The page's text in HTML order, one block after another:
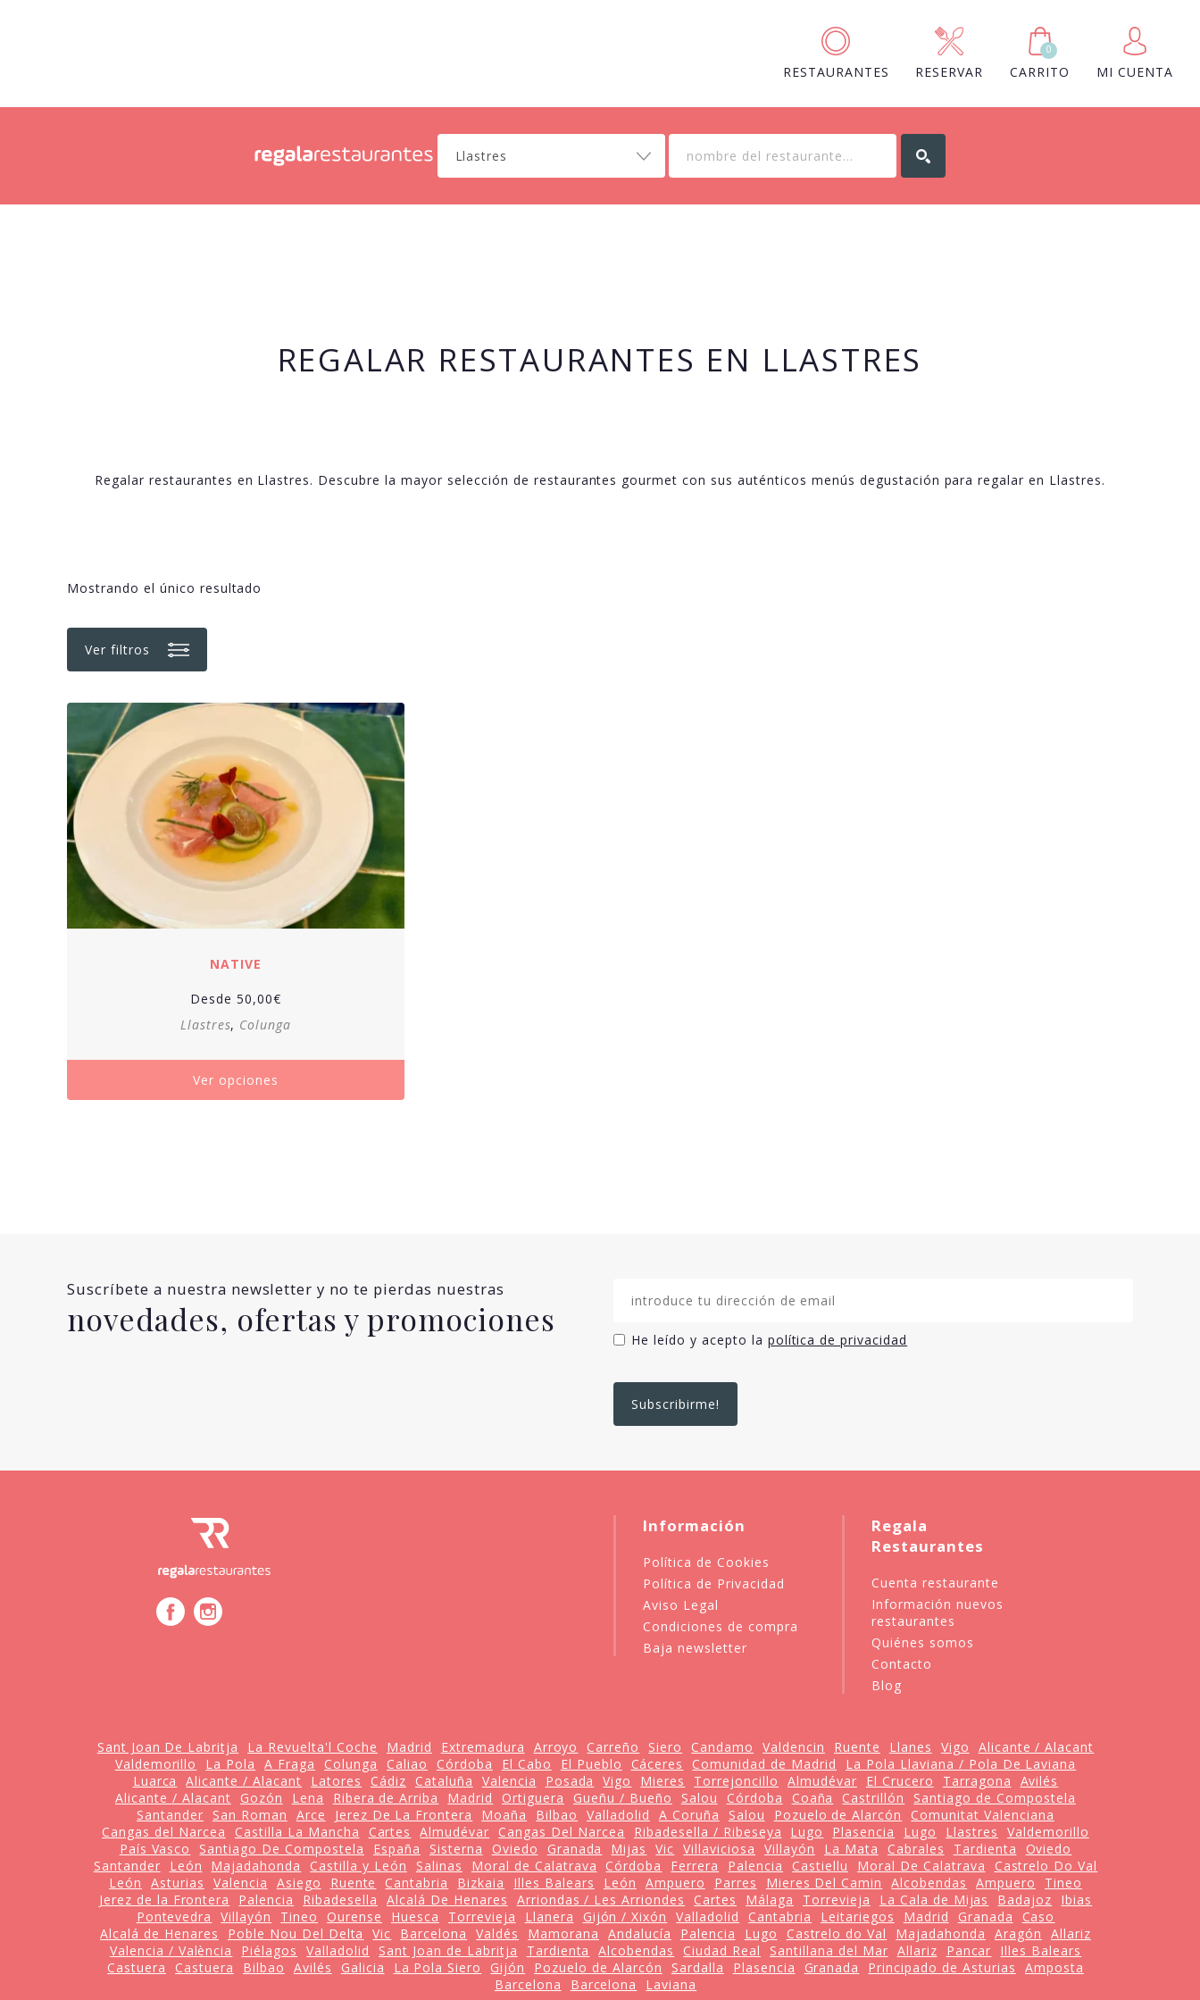
RESTAURANTES RESERVAR
0
CARRITO MI CUENTA
Llastres
REGALAR RESTAURANTES EN LLASTRES
Regalar restaurantes en Llastres. Descubre la mayor selección de restaurantes gourmet con sus auténticos menús degustación para regalar en Llastres.
Mostrando el único resultado
Ver filtros
NATIVE
Desde 50,00€
Llastres, Colunga
Ver opciones
Suscríbete a nuestra newsletter y no te pierdas nuestras
novedades, ofertas y promociones
He leído y acepto la política de privacidad
Información
Política de Cookies
Política de Privacidad
Aviso Legal
Condiciones de compra
Baja newsletter
Regala
Restaurantes
Cuenta restaurante
Información nuevos
restaurantes
Quiénes somos
Contacto
Blog
Sant Joan De Labritja La Revuelta'l Coche Madrid Extremadura Arroyo Carreño Siero Candamo Valdencin Ruente Llanes Vigo
Alicante / Alacant
Valdemorillo
La Pola A Fraga Colunga Caliao Córdoba El Cabo El Pueblo Cáceres Comunidad de Madrid
La Pola Llaviana / Pola De Laviana
Luarca
Alicante / Alacant Latores Cádiz Cataluña Valencia Posada Vigo Mieres Torrejoncillo Almudévar El Crucero Tarragona
Avilés
Alicante / Alacant
Gozón Lena Ribera de Arriba Madrid Ortiguera Gueñu / Bueño Salou Córdoba Coaña Castrillón
Santiago de Compostela
Santander
San Roman Arce Jerez De La Frontera Moaña Bilbao Valladolid A Coruña Salou Pozuelo de Alarcón
Comunitat Valenciana
Cangas del Narcea
Castilla La Mancha Cartes Almudévar Cangas Del Narcea Ribadesella / Ribeseya Lugo Plasencia Lugo Llastres
Valdemorillo
País Vasco
Santiago De Compostela España Sisterna Oviedo Granada Mijas Vic Villaviciosa Villayón La Mata Cabrales Tardienta
Oviedo
Santander
León Majadahonda Castilla y León Salinas Moral de Calatrava Córdoba Ferrera Palencia Castiellu Moral De Calatrava
Castrelo Do Val
León
Asturias Valencia Asiego Ruente Cantabria Bizkaia Illes Balears León Ampuero Parres Mieres Del Camin Alcobendas Ampuero
Tineo
Jerez de la Frontera
Palencia Ribadesella Alcalá De Henares Arriondas / Les Arriondes Cartes Málaga Torrevieja La Cala de Mijas Badajoz
Ibias
Pontevedra
Villayón Tineo Ourense Huesca Torrevieja Llanera Gijón / Xixón Valladolid Cantabria Leitariegos Madrid Granada
Caso
Alcalá de Henares
Poble Nou Del Delta Vic Barcelona Valdés Mamorana Andalucía Palencia Lugo Castrelo do Val Majadahonda Aragón
Allariz
Valencia / València
Piélagos Valladolid Sant Joan de Labritja Tardienta Alcobendas Ciudad Real Santillana del Mar Allariz Pancar
Illes Balears
Castuera
Castuera Bilbao Avilés Galicia La Pola Siero Gijón Pozuelo de Alarcón Sardalla Plasencia Granada Principado de Asturias
Amposta
Barcelona
Barcelona Laviana